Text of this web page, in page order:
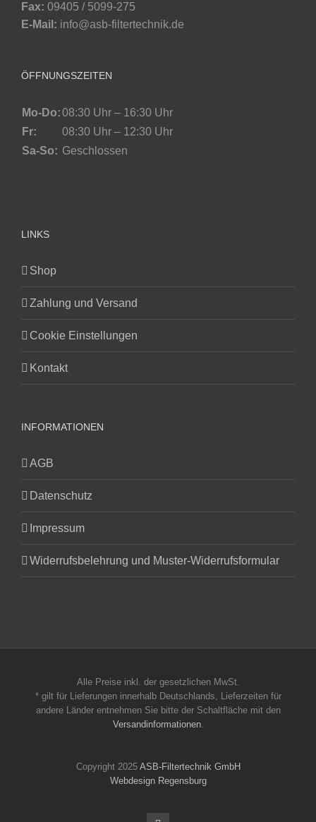
Fax: 09405 / 5099-275
E-Mail: info@asb-filtertechnik.de
ÖFFNUNGSZEITEN
Mo-Do:08:30 Uhr – 16:30 Uhr
Fr:
08:30 Uhr – 12:30 Uhr
Sa-So: Geschlossen
LINKS
Shop
Zahlung und Versand
Cookie Einstellungen
Kontakt
INFORMATIONEN
AGB
Datenschutz
Impressum
Widerrufsbelehrung und Muster-Widerrufsformular
Alle Preise inkl. der gesetzlichen MwSt.
* gilt für Lieferungen innerhalb Deutschlands, Lieferzeiten für
andere Länder entnehmen Sie bitte der Schaltfläche mit den
Versandinformationen.
Copyright 2025 ASB-Filtertechnik GmbH
Webdesign Regensburg